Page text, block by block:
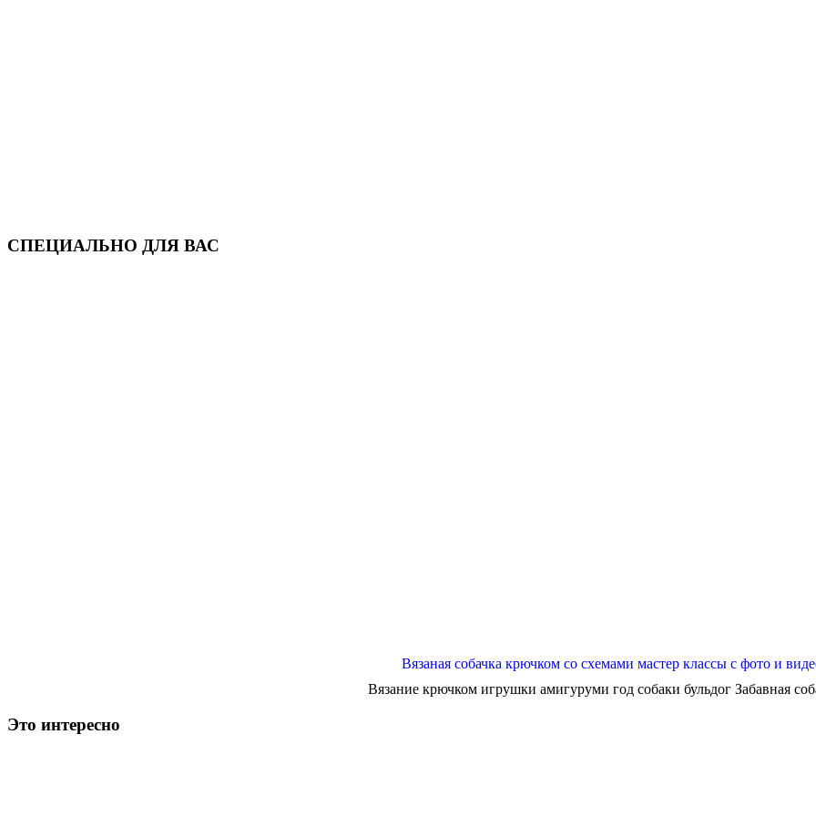
СПЕЦИАЛЬНО ДЛЯ ВАС
Вязаная собачка крючком со схемами мастер классы с фото и
Вязание крючком игрушки амигуруми год собаки бульдог Забавная
Это интересно